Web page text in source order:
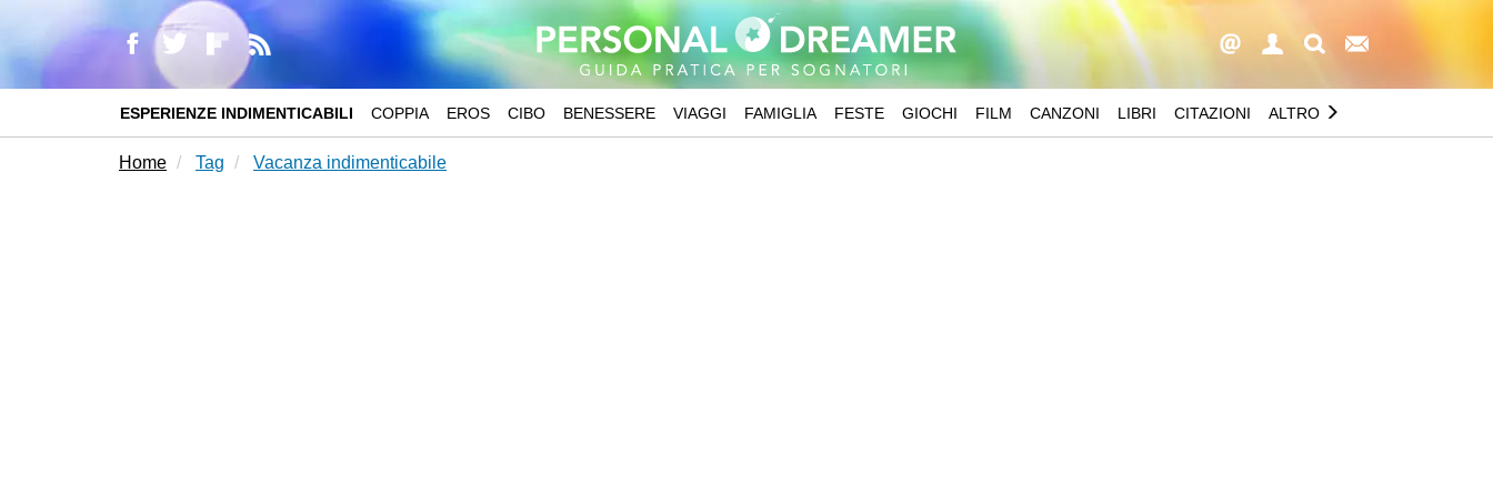
ESPERIENZE INDIMENTICABILI COPPIA EROS CIBO BENESSERE VIAGGI FAMIGLIA FESTE GIOCHI FILM CANZONI LIBRI CITAZIONI ALTRO
Home Tag Vacanza indimenticabile